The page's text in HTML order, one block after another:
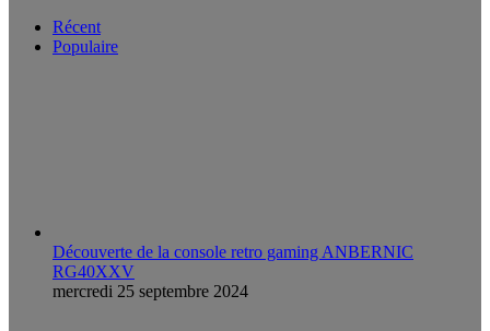
Récent
Populaire
Découverte de la console retro gaming ANBERNIC
RG40XXV
mercredi 25 septembre 2024